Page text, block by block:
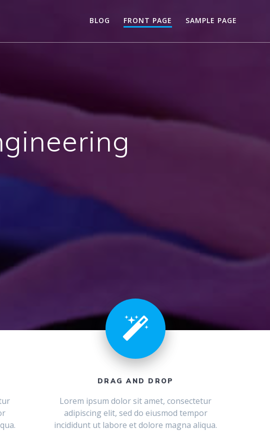
BLOG FRONT PAGE SAMPLE PAGE
DRAG AND DROP
Lorem ipsum dolor sit amet, consectetur
adipiscing elit, sed do eiusmod tempor
incididunt ut labore et dolore magna aliqua.